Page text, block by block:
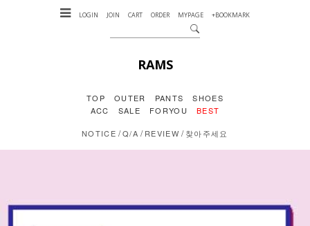
LOGIN JOIN CART ORDER MYPAGE +BOOKMARK
RAMS
TOP OUTER PANTS
SHOES
ACC
SALE FORYOU BEST
NOTICE /Q/A /REVIEW /찾아주세요